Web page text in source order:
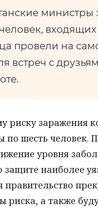
министры
входящих
провели на
встреч с
заражения
по шесть человек.
уровня
защите наиболее
а также